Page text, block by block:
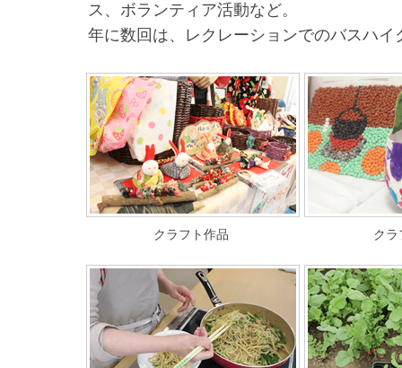
ス、ボランティア活動など。
年に数回は、レクレーションでのバスハ
クラフト作品 クラ